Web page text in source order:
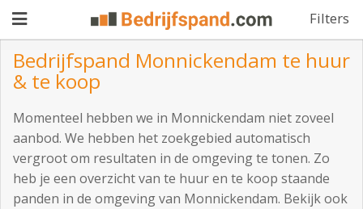
Filters
aanbieden
Pand
zoeken
Waarom
Bedrijfspand Monnickendam te huur
& te koop
Momenteel hebben we in Monnickendam niet zoveel
aanbod. We hebben het zoekgebied automatisch
vergroot om resultaten in de omgeving te tonen. Zo
heb je een overzicht van te huur en te koop staande
panden in de omgeving van Monnickendam. Bekijk ook